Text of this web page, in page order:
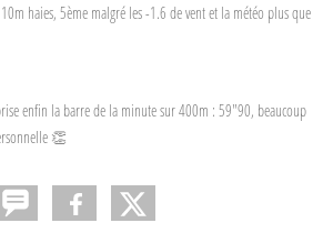
haies, 5ème malgré les -1.6 de vent et la météo plus que
enfin la barre de la minute sur 400m : 59"90, beaucoup
👏